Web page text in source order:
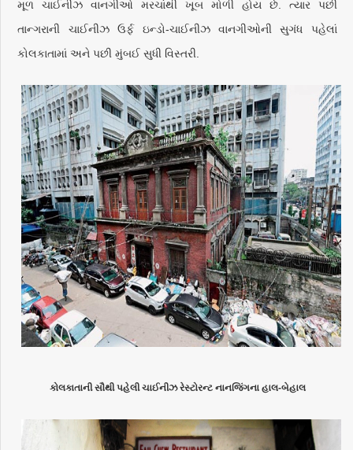
મૂળ ચાઈનીઝ વાનગીઓ મરચાંથી ખૂબ મોળી હોય છે. ત્યાર પછી
તાન્ગરાની ચાઈનીઝ ઉર્ફ ઇન્ડો-ચાઈનીઝ વાનગીઓની સુગંધ પહેલાં
કોલકાતામાં અને પછી મુંબઈ સુધી વિસ્તરી.
કોલકાતાની સૌથી પહેલી ચાઈનીઝ રેસ્ટોરન્ટ નાનજિંગના હાલ-બેહાલ